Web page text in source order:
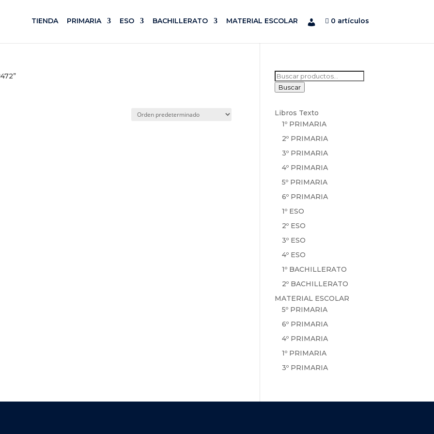
TIENDA PRIMARIA ESO BACHILLERATO MATERIAL ESCOLAR 0 artículos
Buscar
por:
Buscar
Libros Texto
1º PRIMARIA
2º PRIMARIA
3º PRIMARIA
4º PRIMARIA
5º PRIMARIA
6º PRIMARIA
1º ESO
2º ESO
3º ESO
4º ESO
1º BACHILLERATO
2º BACHILLERATO
MATERIAL ESCOLAR
5º PRIMARIA
6º PRIMARIA
4º PRIMARIA
1º PRIMARIA
3º PRIMARIA